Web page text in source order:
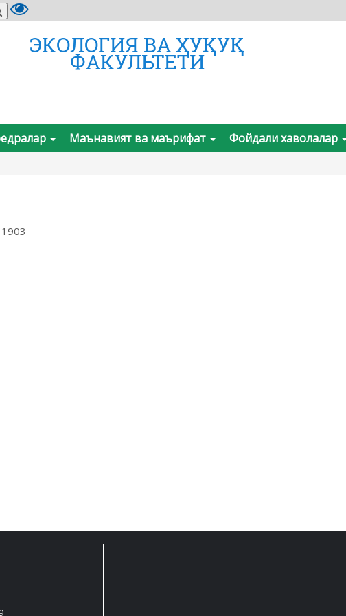
ЭКОЛОГИЯ ВА ҲУҚУҚ
ФАКУЛЬТЕТИ
Маънавият ва маърифат Фойдали хаволалар